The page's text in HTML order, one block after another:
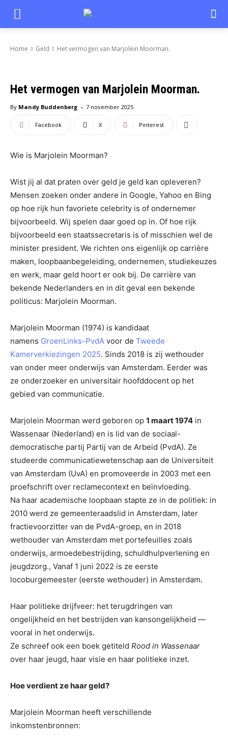
Home Geld Het vermogen van Marjolein Moorman.
Het vermogen van Marjolein Moorman.
By Mandy Buddenberg - 7 november 2025
Facebook X Pinterest
Wie is Marjolein Moorman?
Wist jij al dat praten over geld je geld kan opleveren?
Mensen zoeken onder andere in Google, Yahoo en Bing
op hoe rijk hun favoriete celebrity is of ondernemer
bijvoorbeeld. Wij spelen daar goed op in. Of hoe rijk
bijvoorbeeld een staatssecretaris is of misschien wel de
minister president. We richten ons eigenlijk op carrière
maken, loopbaanbegeleiding, ondernemen, studiekeuzes
en werk, maar geld hoort er ook bij. De carrière van
bekende Nederlanders en in dit geval een bekende
politicus: Marjolein Moorman.
Marjolein Moorman (1974) is kandidaat
namens GroenLinks-PvdA voor de Tweede
Kamerverkiezingen 2025. Sinds 2018 is zij wethouder
van onder meer onderwijs van Amsterdam. Eerder was
ze onderzoeker en universitair hoofddocent op het
gebied van communicatie.
Marjolein Moorman werd geboren op 1 maart 1974 in
Wassenaar (Nederland) en is lid van de sociaal-
democratische partij Partij van de Arbeid (PvdA). Ze
studeerde communicatiewetenschap aan de Universiteit
van Amsterdam (UvA) en promoveerde in 2003 met een
proefschrift over reclamecontext en beïnvloeding.
Na haar academische loopbaan stapte ze in de politiek: in
2010 werd ze gemeenteraadslid in Amsterdam, later
fractievoorzitter van de PvdA-groep, en in 2018
wethouder van Amsterdam met portefeuilles zoals
onderwijs, armoedebestrijding, schuldhulpverlening en
jeugdzorg., Vanaf 1 juni 2022 is ze eerste
locoburgemeester (eerste wethouder) in Amsterdam.
Haar politieke drijfveer: het terugdringen van
ongelijkheid en het bestrijden van kansongelijkheid —
vooral in het onderwijs.
Ze schreef ook een boek getiteld Rood in Wassenaar
over haar jeugd, haar visie en haar politieke inzet.
Hoe verdient ze haar geld?
Marjolein Moorman heeft verschillende
inkomstenbronnen: